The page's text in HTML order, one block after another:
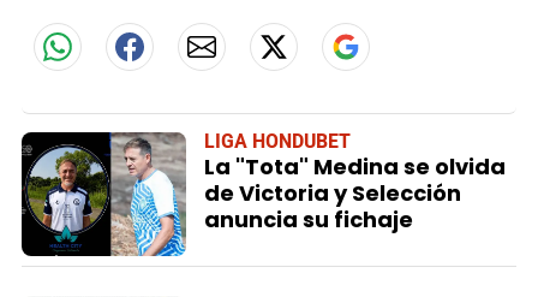
LIGA HONDUBET
La "Tota" Medina se olvida
de Victoria y Selección
anuncia su fichaje